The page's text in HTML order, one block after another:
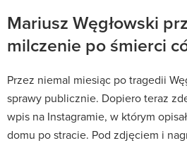
Mariusz Węgłowski
milczenie po śmierci
Przez niemal miesiąc po tragedii
sprawy publicznie. Dopiero teraz
wpis na Instagramie, w którym
domu po stracie. Pod zdjęciem i